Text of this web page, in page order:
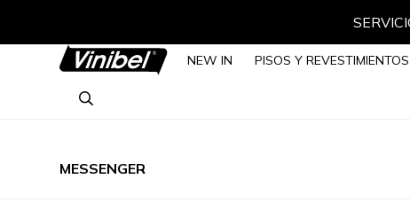
NEW IN PISOS Y REVESTIMIENTOS
MESSENGER